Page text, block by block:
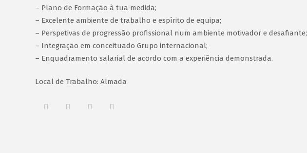
– Plano de Formação à tua medida;
– Excelente ambiente de trabalho e espírito de equipa;
– Perspetivas de progressão profissional num ambiente motivador e desafiante;
– Integração em conceituado Grupo internacional;
– Enquadramento salarial de acordo com a experiência demonstrada.
Local de Trabalho: Almada